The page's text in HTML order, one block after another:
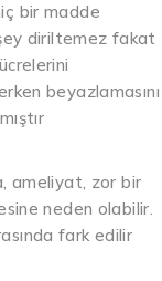
bir madde
diriltemez fakat
beyazlamasını
ameliyat, zor bir
neden olabilir.
fark edilir